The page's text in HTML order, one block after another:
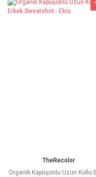
TheRecolor
Organik Kapüşonlu Uzun Kollu